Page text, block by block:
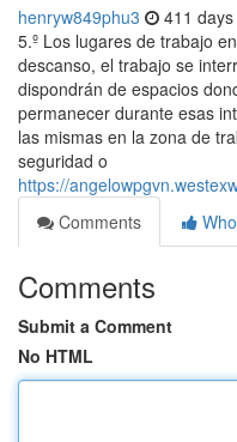
henryw849phu3 411
5.º Los lugares de trabajo
descanso, el trabajo se
dispondrán de espacios
permanecer durante esas
las mismas en la zona de
seguridad o
https://
Comments
Comments
Submit a Comment
No HTML